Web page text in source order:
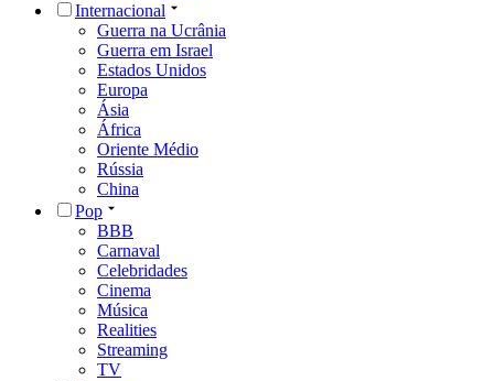
Internacional
Guerra na Ucrânia
Guerra em Israel
Estados Unidos
Europa
Ásia
África
Oriente Médio
Rússia
China
Pop
BBB
Carnaval
Celebridades
Cinema
Música
Realities
Streaming
TV